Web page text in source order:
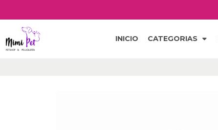
INICIO CATEGORIAS